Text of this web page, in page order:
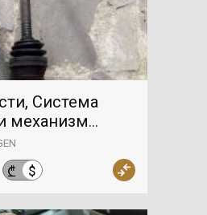
Система
механизм
соединитель,
₾ $